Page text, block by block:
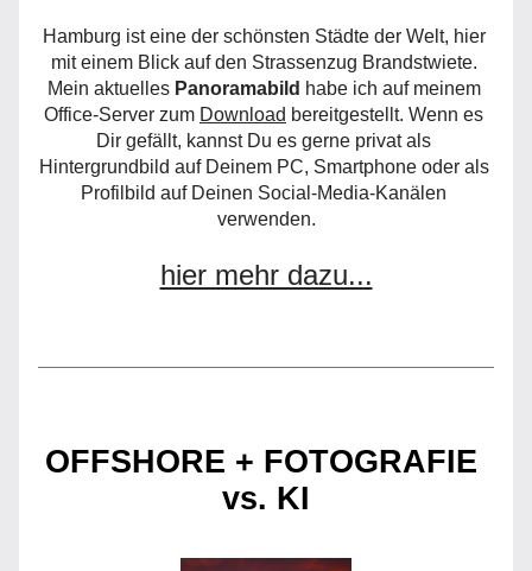
Hamburg ist eine der schönsten Städte der Welt, hier
mit einem Blick auf den Strassenzug Brandstwiete.
Mein aktuelles Panoramabild habe ich auf meinem
Office-Server zum Download bereitgestellt. Wenn es
Dir gefällt, kannst Du es gerne privat als
Hintergrundbild auf Deinem PC, Smartphone oder als
Profilbild auf Deinen Social-Media-Kanälen
verwenden.
hier mehr dazu...
OFFSHORE + FOTOGRAFIE
vs. KI